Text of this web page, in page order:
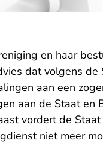
en haar
dat volgens de
aan een
aan de Staat en
vordert de
niet meer